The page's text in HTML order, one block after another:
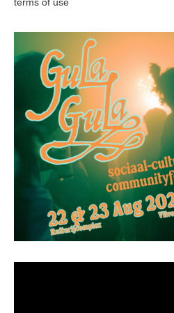
terms of use